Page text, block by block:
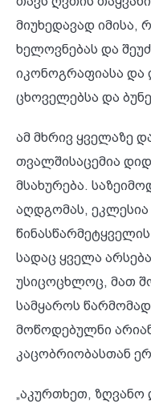
მიუხედავად იმისა,
ხელოვნებას და
იკონოგრაფიასა და
ცხოველებსა და
ამ მხრივ ყველაზე
თვალშისაცემია
მსახურება.
აღდგომას,
სადაც ყველა
უსიცოცხლოც, მათ
სამყაროს
მოწოდებულნი
კაცობრიობასთან
„აკურთხეთ,